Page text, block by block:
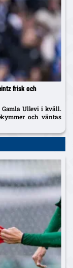
frisk och
Gamla Ullevi i kväll.
och väntas